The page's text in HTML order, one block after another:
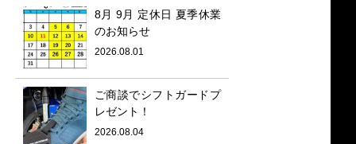
8月 9月 定休日 夏季休業
のお知らせ
2026.08.01
ご商談でシフトガードプ
レゼント！
2026.08.04